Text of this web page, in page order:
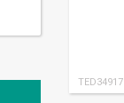
TED34917